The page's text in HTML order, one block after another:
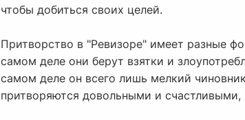
чтобы добиться своих целей.
Притворство в "Ревизоре" имеет разные
самом деле они берут взятки и
самом деле он всего лишь мелкий
притворяются довольными и